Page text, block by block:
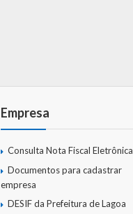
Empresa
Consulta Nota Fiscal Eletrônica
Documentos para cadastrar
empresa
DESIF da Prefeitura de Lagoa